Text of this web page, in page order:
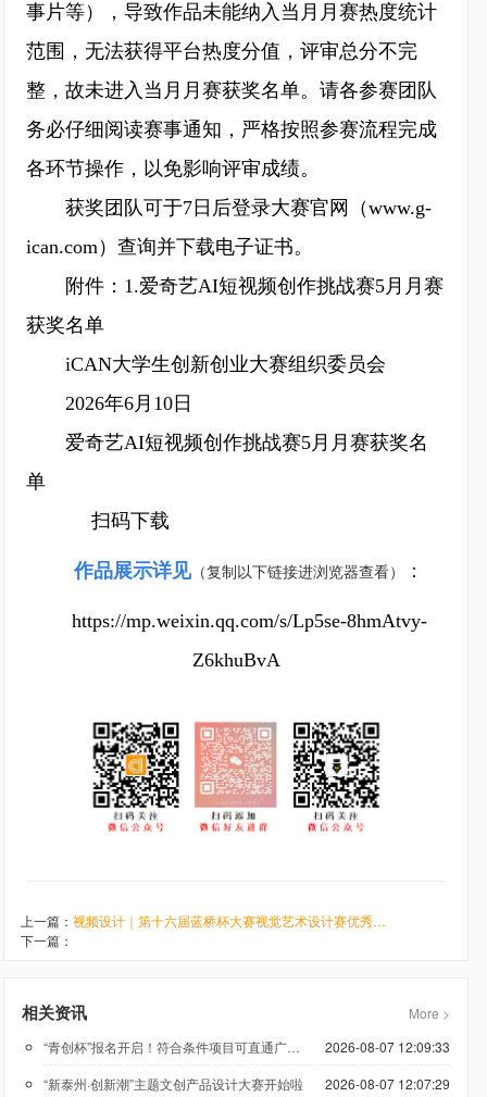
事片等），导致作品未能纳入当月月赛热度统计
范围，无法获得平台热度分值，评审总分不完
整，故未进入当月月赛获奖名单。请各参赛团队
务必仔细阅读赛事通知，严格按照参赛流程完成
各环节操作，以免影响评审成绩。
获奖团队可于7日后登录大赛官网（www.g-
ican.com）查询并下载电子证书。
附件：1.爱奇艺AI短视频创作挑战赛5月月赛
获奖名单
iCAN大学生创新创业大赛组织委员会
2026年6月10日
爱奇艺AI短视频创作挑战赛5月月赛获奖名
单
扫码下载
作品展示详见 （复制以下链接进浏览器查看） ：
https://mp.weixin.qq.com/s/Lp5se-8hmAtvy-
Z6khuBvA
上一篇：
视频设计｜第十六届蓝桥杯大赛视觉艺术设计赛优秀作品展示
下一篇：
相关资讯
More >
“青创杯”报名开启！符合条件项目可直通广州科技创新创业大赛
2026-08-07 12:09:33
“新泰州·创新潮”主题文创产品设计大赛开始啦
2026-08-07 12:07:29